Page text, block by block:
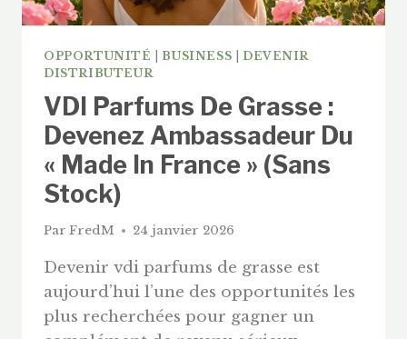
OPPORTUNITÉ BUSINESS
DEVENIR
DISTRIBUTEUR
VDI Parfums De Grasse :
Devenez Ambassadeur Du
« Made In France » (Sans
Stock)
Par FredM 24 janvier 2026
Devenir vdi parfums de grasse est
aujourd’hui l’une des opportunités les
plus recherchées pour gagner un